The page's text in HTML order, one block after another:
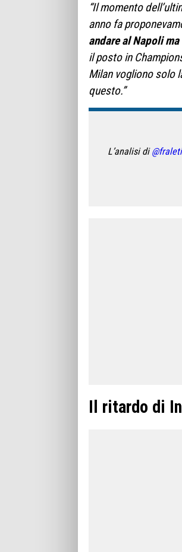
“Il momento
anno fa
andare al Napoli
il posto in
Milan vogliono solo
questo.”
L’analisi di
Il ritardo di